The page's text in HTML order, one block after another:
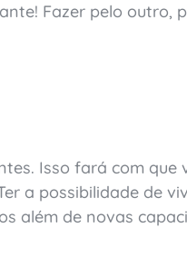
Fazer pelo outro,
Isso fará com que
a possibilidade de
além de novas